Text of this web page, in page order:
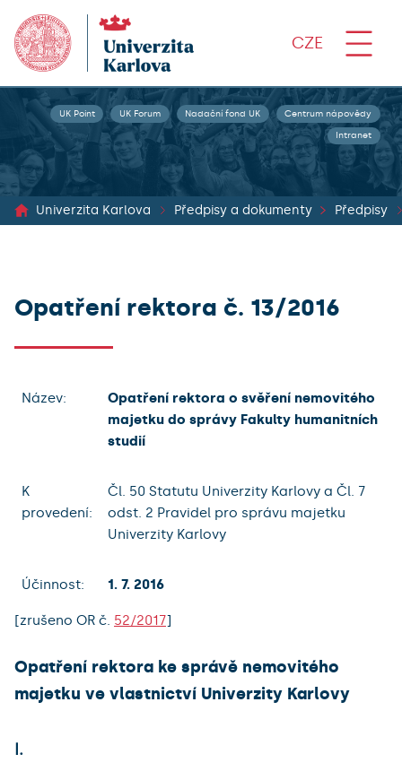
CZE
UK Point UK Forum Nadační fond UK Centrum nápovědy
Intranet
Univerzita Karlova Předpisy a dokumenty Předpisy
Opatření rektora č. 13/2016
Název:
Opatření rektora o svěření nemovitého
majetku do správy Fakulty humanitních
studií
K
provedení:
Čl. 50 Statutu Univerzity Karlovy a Čl. 7
odst. 2 Pravidel pro správu majetku
Univerzity Karlovy
Účinnost: 1. 7. 2016
[zrušeno OR č. 52/2017]
Opatření rektora ke správě nemovitého
majetku ve vlastnictví Univerzity Karlovy
I.